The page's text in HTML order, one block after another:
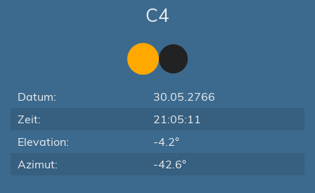
C4
Datum:
30.05.2766
Zeit:
21:05:11
Elevation:
-4.2°
Azimut:
-42.6°